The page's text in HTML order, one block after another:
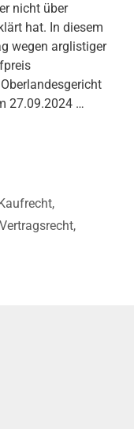
nicht über
hat. In diesem
wegen arglistiger
27.09.2024 …
,
Vertragsrecht,